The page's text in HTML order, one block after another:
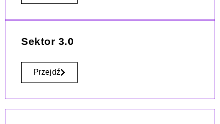
Sektor 3.0
Przejdź